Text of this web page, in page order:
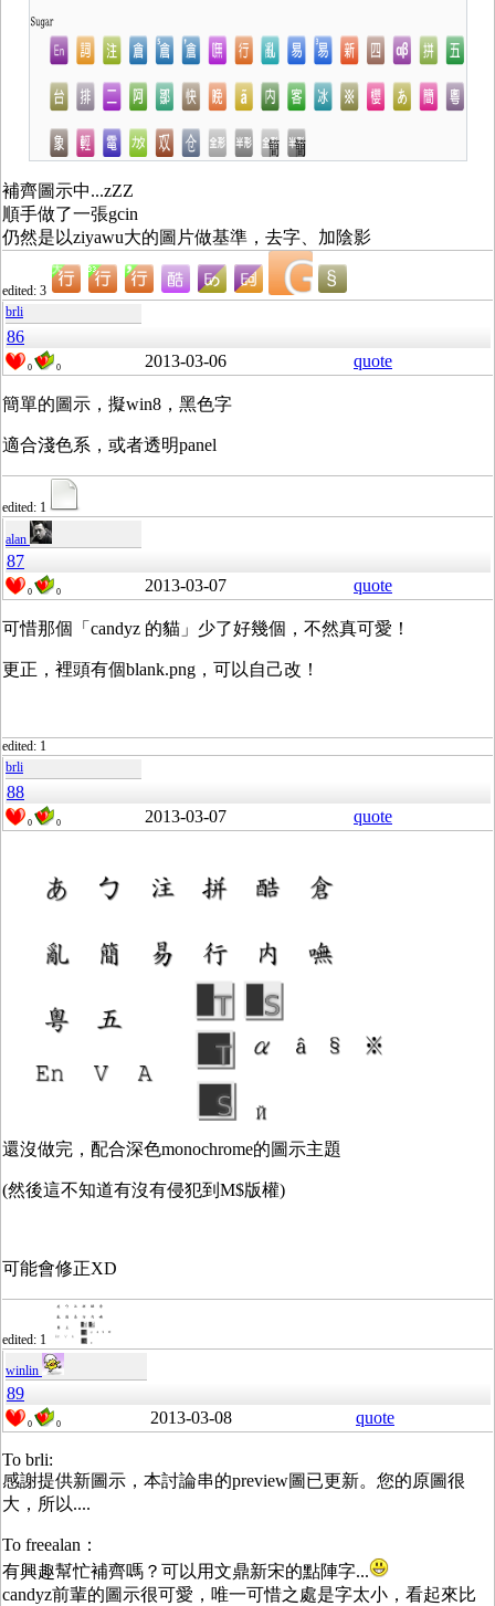
補齊圖示中...zZZ
順手做了一張gcin
仍然是以ziyawu大的圖片做基準，去字、加陰影
edited: 3
brli
86
0 0 2013-03-06 quote
簡單的圖示，擬win8，黑色字
適合淺色系，或者透明panel
edited: 1
alan
87
0 0 2013-03-07 quote
可惜那個「candyz 的貓」少了好幾個，不然真可愛！
更正，裡頭有個blank.png，可以自己改！
edited: 1
brli
88
0 0 2013-03-07 quote
還沒做完，配合深色monochrome的圖示主題
(然後這不知道有沒有侵犯到M$版權)
可能會修正XD
edited: 1
winlin
89
0 0 2013-03-08 quote
To brli:
感謝提供新圖示，本討論串的preview圖已更新。您的原圖很
大，所以....
To freealan：
有興趣幫忙補齊嗎？可以用文鼎新宋的點陣字...
candyz前輩的圖示很可愛，唯一可惜之處是字太小，看起來比